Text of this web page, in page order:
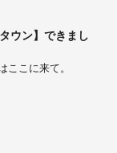
ウン】できまし
こに来て。